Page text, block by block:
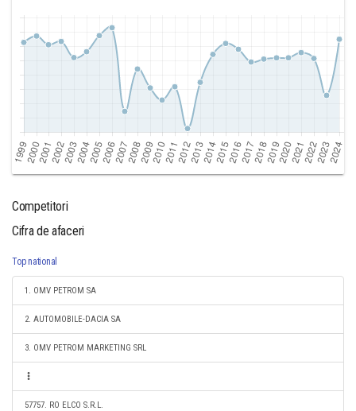
Competitori
Cifra de afaceri
Top national
1. OMV PETROM SA
2. AUTOMOBILE-DACIA SA
3. OMV PETROM MARKETING SRL
57757. RO ELCO S.R.L.